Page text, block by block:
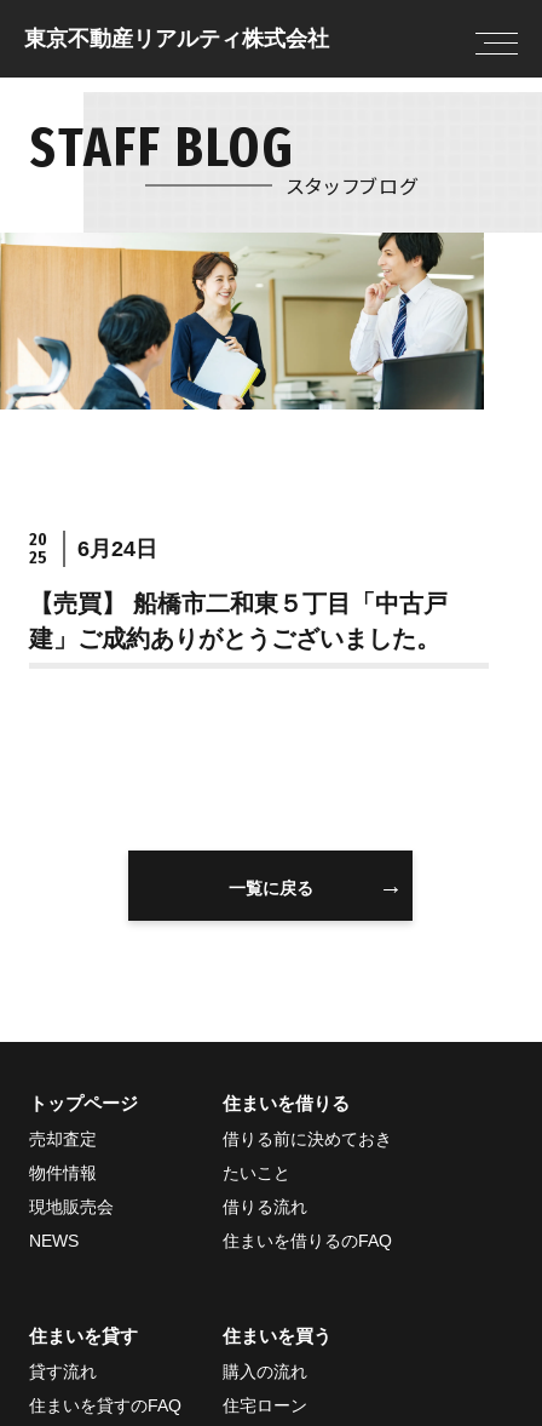
東京不動産リアルティ株式会社
トップページ
現地販売会
NEWS
住まいを借りる
借りる前に決めてお
借りる流れ
住まいを借りるの
リフォームの流れ
スタッフ情報
スタッフ紹介
ム
当社について
会社概要
個人情報の取り扱い
について
反社会的勢力排除条
お問い合わせ
住まいを借りる
住まいを売る
リフォーム
STAFF BLOG
スタッフブログ
20
25
6月24日
【売買】 船橋市二和東５丁目「中古戸
建」ご成約ありがとうございました。
一覧に戻る
トップページ
売却査定
物件情報
現地販売会
NEWS
住まいを借りる
借りる前に決めておき
たいこと
借りる流れ
住まいを借りるのFAQ
住まいを貸す
貸す流れ
住まいを貸すのFAQ
住まいを買う
購入の流れ
住宅ローン